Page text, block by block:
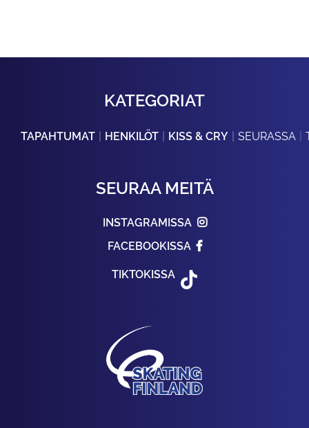
KATEGORIAT
TAPAHTUMAT HENKILÖT KISS & CRY SEURASSA
SEURAA MEITÄ
INSTAGRAMISSA
FACEBOOKISSA
TIKTOKISSA